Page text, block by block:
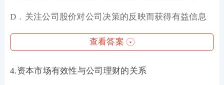
D．关注公司股价对公司决策的反映而获得有益信息
查看答案
4.资本市场有效性与公司理财的关系